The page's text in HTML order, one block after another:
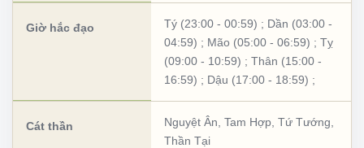
Giờ hắc đạo Tý (23:00 - 00:59) ; Dần (03:00 -
04:59) ; Mão (05:00 - 06:59) ; Tỵ
(09:00 - 10:59) ; Thân (15:00 -
16:59) ; Dậu (17:00 - 18:59) ;
Cát thần Nguyệt Ân Tam Hợp Tứ Tướng
Thần Tại